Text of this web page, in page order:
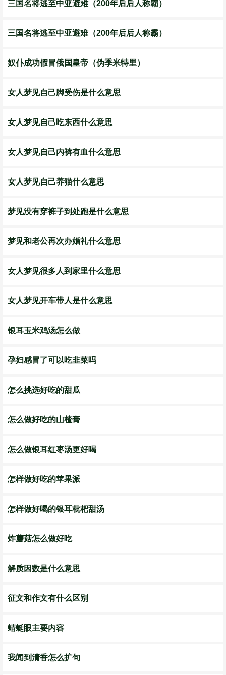
三国名将逃至中亚避难（200年后后人称霸）
三国名将逃至中亚避难（200年后后人称霸）
奴仆成功假冒俄国皇帝（伪季米特里）
女人梦见自己脚受伤是什么意思
女人梦见自己吃东西什么意思
女人梦见自己内裤有血什么意思
女人梦见自己养猫什么意思
梦见没有穿裤子到处跑是什么意思
梦见和老公再次办婚礼什么意思
女人梦见很多人到家里什么意思
女人梦见开车带人是什么意思
银耳玉米鸡汤怎么做
孕妇感冒了可以吃韭菜吗
怎么挑选好吃的甜瓜
怎么做好吃的山楂膏
怎么做银耳红枣汤更好喝
怎样做好吃的苹果派
怎样做好喝的银耳枇杷甜汤
炸蘑菇怎么做好吃
解质因数是什么意思
征文和作文有什么区别
蜻蜓眼主要内容
我闻到清香怎么扩句